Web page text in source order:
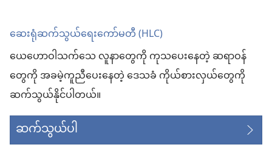
တယ်)
ဆေးရုံဆက်သွယ်ရေးကော်မတီ (HLC)
ယေဟောဝါသက်သေ လူနာတွေကို ကုသပေးနေတဲ့ ဆရာဝန်
တွေကို အခမဲ့ကူညီပေးနေတဲ့ ဒေသခံ ကိုယ်စားလှယ်တွေကို
ဆက်သွယ်နိုင်ပါတယ်။
ဆက်သွယ်ပါ